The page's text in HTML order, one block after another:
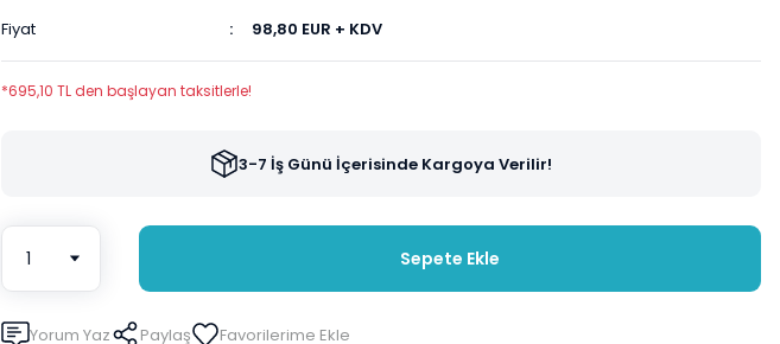
Fiyat 98,80 EUR + KDV
*695,10 TL den başlayan taksitlerle!
3-7 İş Günü İçerisinde Kargoya Verilir!
Sepete Ekle
Yorum Yaz Paylaş